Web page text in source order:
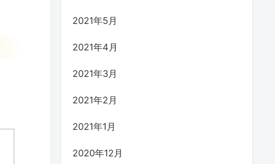
2021年5月
2021年4月
2021年3月
2021年2月
2021年1月
2020年12月